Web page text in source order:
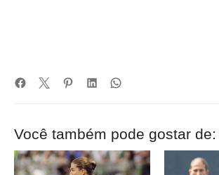
Você também pode gostar de: